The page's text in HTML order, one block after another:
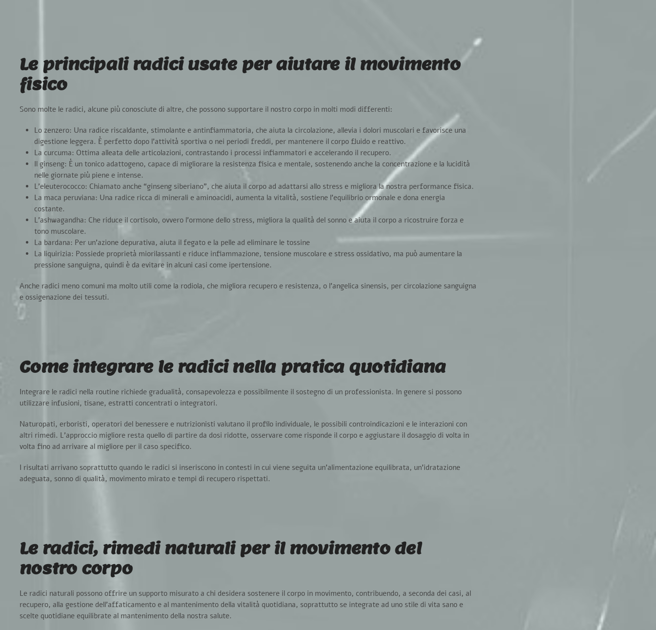
Le principali radici usate per aiutare il movimento
fisico
Sono molte le radici, alcune più conosciute di altre, che possono supportare il nostro corpo in molti modi differenti:
Lo zenzero: Una radice riscaldante, stimolante e antinfiammatoria, che aiuta la circolazione, allevia i dolori muscolari e favorisce una
digestione leggera. È perfetto dopo l’attività sportiva o nei periodi freddi, per mantenere il corpo fluido e reattivo.
La curcuma: Ottima alleata delle articolazioni, contrastando i processi infiammatori e accelerando il recupero.
Il ginseng: È un tonico adattogeno, capace di migliorare la resistenza fisica e mentale, sostenendo anche la concentrazione e la lucidità
nelle giornate più piene e intense.
L’eleuterococco: Chiamato anche “ginseng siberiano”, che aiuta il corpo ad adattarsi allo stress e migliora la nostra performance fisica.
La maca peruviana: Una radice ricca di minerali e aminoacidi, aumenta la vitalità, sostiene l’equilibrio ormonale e dona energia
costante.
L’ashwagandha: Che riduce il cortisolo, ovvero l’ormone dello stress, migliora la qualità del sonno e aiuta il corpo a ricostruire forza e
tono muscolare.
La bardana: Per un’azione depurativa, aiuta il fegato e la pelle ad eliminare le tossine
La liquirizia: Possiede proprietà miorilassanti e riduce infiammazione, tensione muscolare e stress ossidativo, ma può aumentare la
pressione sanguigna, quindi è da evitare in alcuni casi come ipertensione.
Anche radici meno comuni ma molto utili come la rodiola, che migliora recupero e resistenza, o l’angelica sinensis, per circolazione sanguigna
e ossigenazione dei tessuti.
Come integrare le radici nella pratica quotidiana
Integrare le radici nella routine richiede gradualità, consapevolezza e possibilmente il sostegno di un professionista. In genere si possono
utilizzare infusioni, tisane, estratti concentrati o integratori.
Naturopati, erboristi, operatori del benessere e nutrizionisti valutano il profilo individuale, le possibili controindicazioni e le interazioni con
altri rimedi. L’approccio migliore resta quello di partire da dosi ridotte, osservare come risponde il corpo e aggiustare il dosaggio di volta in
volta fino ad arrivare al migliore per il caso specifico.
I risultati arrivano soprattutto quando le radici si inseriscono in contesti in cui viene seguita un’alimentazione equilibrata, un’idratazione
adeguata, sonno di qualità, movimento mirato e tempi di recupero rispettati.
Le radici, rimedi naturali per il movimento del
nostro corpo
Le radici naturali possono offrire un supporto misurato a chi desidera sostenere il corpo in movimento, contribuendo, a seconda dei casi, al
recupero, alla gestione dell’affaticamento e al mantenimento della vitalità quotidiana, soprattutto se integrate ad uno stile di vita sano e
scelte quotidiane equilibrate al mantenimento della nostra salute.